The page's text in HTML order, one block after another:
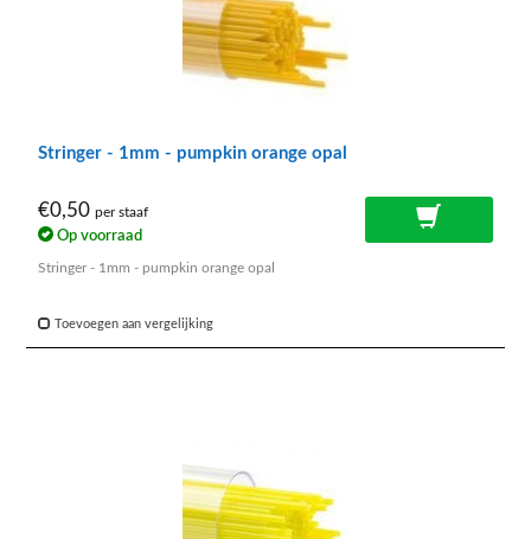
Stringer - 1mm - pumpkin orange opal
€0,50 per staaf
Op voorraad
Stringer - 1mm - pumpkin orange opal
Toevoegen aan vergelijking